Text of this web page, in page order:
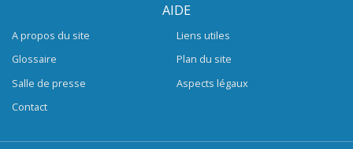
AIDE
A propos du site
Glossaire
Salle de presse
Contact
Liens utiles
Plan du site
Aspects légaux